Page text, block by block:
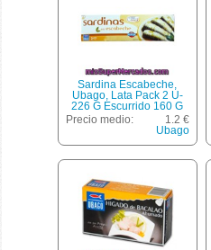
Sardina Escabeche,
Ubago, Lata Pack 2 U-
226 G Escurrido 160 G
Precio medio:
1.2 €
Ubago